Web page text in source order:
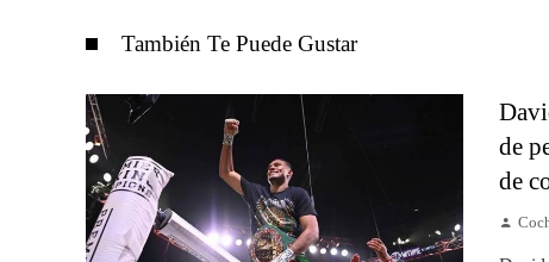
También Te Puede Gustar
de
de